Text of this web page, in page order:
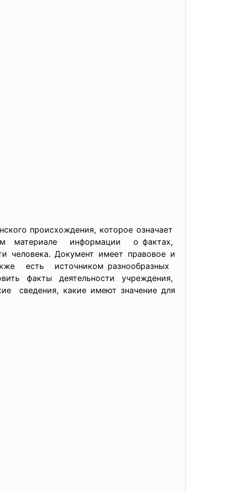
происхождения, которое означает
материале информации о фактах,
Документ имеет правовое и
есть источником разнообразных
факты деятельности учреждения,
сведения, какие имеют значение для